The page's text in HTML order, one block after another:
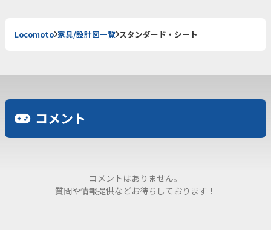
Locomoto 家具/設計図一覧 スタンダード・シート
コメント
コメントはありません。
質問や情報提供などお待ちしております！